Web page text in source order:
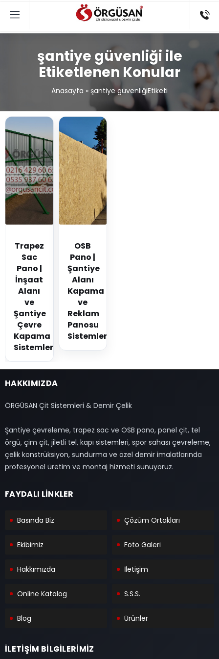
şantiye güvenliği ile
Etiketlenen Konular
Anasayfa » şantiye güvenliğiEtiketi
Trapez
Sac
Pano |
İnşaat
Alanı
ve
Şantiye
Çevre
Kapama
Sistemleri
OSB
Pano |
Şantiye
Alanı
Kapama
ve
Reklam
Panosu
Sistemleri
HAKKIMIZDA
ÖRGÜSAN Çit Sistemleri & Demir Çelik
Şantiye çevreleme, trapez sac ve OSB pano, panel çit, tel
örgü, çim çit, jiletli tel, kapı sistemleri, spor sahası çevreleme,
çelik konstrüksiyon, sundurma ve özel demir imalatlarında
profesyonel üretim ve montaj hizmeti sunuyoruz.
FAYDALI LİNKLER
Basında Biz Çözüm Ortakları
Ekibimiz Foto Galeri
Hakkımızda İletişim
Online Katalog S.S.S.
Blog Ürünler
İLETİŞİM BİLGİLERİMİZ